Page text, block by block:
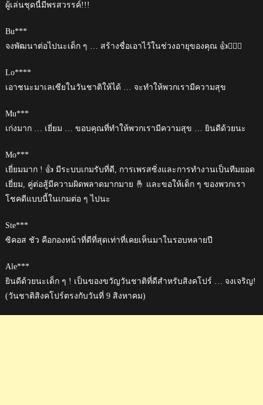
ผู้เล่นชุดนี้มีพรสวรรค์!!!
Bu***
จงพัฒนาต่อไปนะเด็ก ๆ … สร้างชื่อเอาไว้ในช่วงอายุของคุณ 👍🏋🏿‍♀️
Lo****
เอาชนะมาเลเซียในวันชาติให้ได้ … จะทำให้พวกเรามีความสุข
Mu***
เก่งมาก … เยี่ยม … ขอบคุณที่ทำให้พวกเรามีความสุข … ยินดีด้วยนะ
Mo***
เยี่ยมมาก ! 👍 มีระบบเกมรับที่ดี, การเพรสซิ่งและการทำงานเป็นทีมยอด
เยี่ยม, คู่ต่อสู้มีความผิดพลาดมากมาย 🤞 และขอให้เด็ก ๆ ของพวกเรา
โชคดีแบบนี้ในเกมต่อ ๆ ไปนะ
Ste***
ซิคอส ชัว คือกองหน้าที่ดีที่สุดเท่าที่เคยเห็นมาในรอบหลายปี
Ale***
ยินดีด้วยนะเด็ก ๆ ! เป็นของขวัญวันชาติที่ดีสำหรับสิงคโปร์ … จงเจริญ!
(วันชาติสิงคโปร์ตรงกับวันที่ 9 สิงหาคม)